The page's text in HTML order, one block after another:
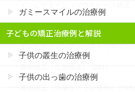
インビザライン（抜歯を伴う治療例
インビザラインファースト（マウス
ガミースマイルの治療例
子どもの矯正治療例と解説
子供の叢生の治療例
子供の出っ歯の治療例